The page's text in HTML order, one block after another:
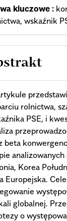
kluczowe :
wskaźnik
rolnic­twa,
PSE, i
beta
analizowanych
Korea
Europejska.
globalnej.
o